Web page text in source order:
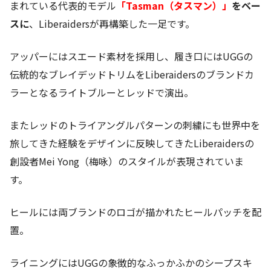
まれている代表的モデル 「Tasman（タスマン）」 をベー
スに、Liberaidersが再構築した一足です。
アッパーにはスエード素材を採用し、履き口にはUGGの
伝統的なブレイデッドトリムをLiberaidersのブランドカ
ラーとなるライトブルーとレッドで演出。
またレッドのトライアングルパターンの刺繍にも世界中を
旅してきた経験をデザインに反映してきたLiberaidersの
創設者Mei Yong（梅咏）のスタイルが表現されていま
す。
ヒールには両ブランドのロゴが描かれたヒールパッチを配
置。
ライニングにはUGGの象徴的なふっかふかのシープスキ